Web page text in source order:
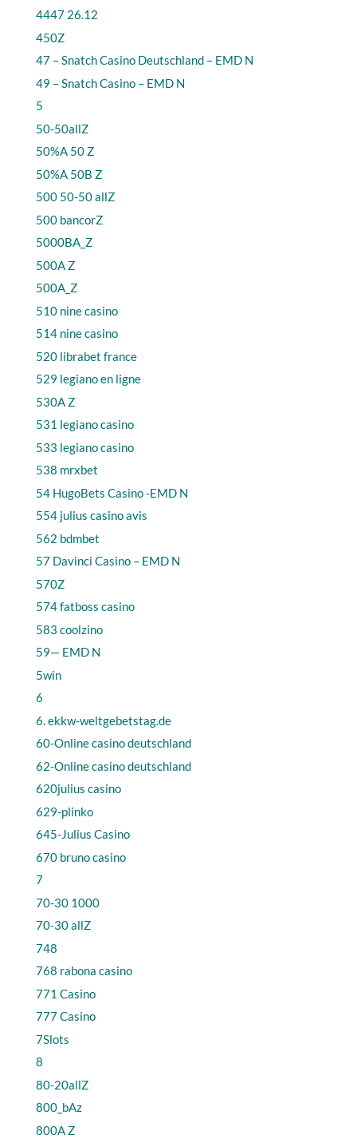
4447 26.12
450Z
47 – Snatch Casino Deutschland – EMD N
49 – Snatch Casino – EMD N
5
50-50allZ
50%A 50 Z
50%A 50B Z
500 50-50 allZ
500 bancorZ
5000BA_Z
500A Z
500A_Z
510 nine casino
514 nine casino
520 librabet france
529 legiano en ligne
530A Z
531 legiano casino
533 legiano casino
538 mrxbet
54 HugoBets Casino -EMD N
554 julius casino avis
562 bdmbet
57 Davinci Casino – EMD N
570Z
574 fatboss casino
583 coolzino
59— EMD N
5win
6
6. ekkw-weltgebetstag.de
60-Online casino deutschland
62-Online casino deutschland
620julius casino
629-plinko
645-Julius Casino
670 bruno casino
7
70-30 1000
70-30 allZ
748
768 rabona casino
771 Casino
777 Casino
7Slots
8
80-20allZ
800_bAz
800A Z